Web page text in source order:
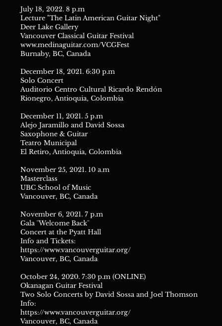
July 18, 2022. 8 p.m
Lecture "The Latin American Guitar Night"
Deer Lake Gallery
Vancouver Classical Guitar Festival
www.medinaguitar.com/VCGFest
Burnaby, BC, Canada
December 18, 2021. 6:30 p.m
Solo Concert
Auditorio Centro Cultural Ricardo Rendón
Rionegro, Antioquia, Colombia
December 11, 2021. 5 p.m
Alejo Jaramillo and David Sossa
Saxophone & Guitar
Teatro Municipal
El Retiro, Antioquia, Colombia
November 25, 2021. 10 a.m
Masterclass
UBC School of Music
Vancouver, BC, Canada
November 6, 2021. 7 p.m
Gala ¨Welcome Back¨
Concert at the Pyatt Hall
Info and Tickets:
https://www.vancouverguitar.org/
Vancouver, BC, Canada
October 24, 2020. 7:30 p.m (ONLINE)
Okanagan Guitar Festival
Two Solo Concerts by David Sossa and Joel Thomson
Info:
https://www.vancouverguitar.org/
Vancouver, BC, Canada